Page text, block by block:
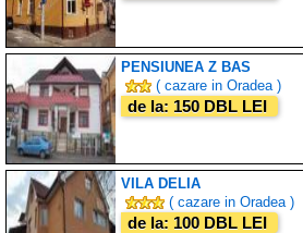
PENSIUNEA Z BAS
( cazare in Oradea )
de la: 150 DBL LEI
VILA DELIA
( cazare in Oradea )
de la: 100 DBL LEI